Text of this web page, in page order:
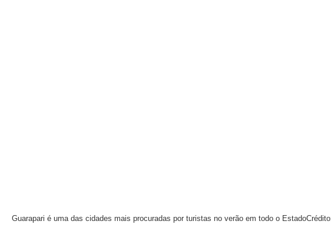
Guarapari é uma das cidades mais procuradas por turistas no verão em todo o Estado